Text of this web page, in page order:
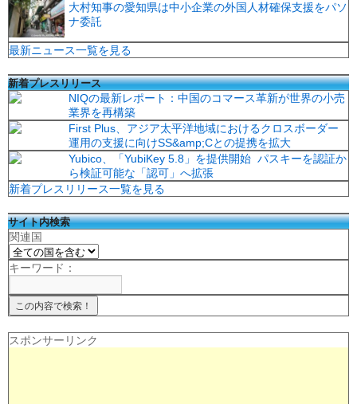
大村知事の愛知県は中小企業の外国人材確保支援をパソ
ナ委託
最新ニュース一覧を見る
新着プレスリリース
NIQの最新レポート：中国のコマース革新が世界の小売
業界を再構築
First Plus、アジア太平洋地域におけるクロスボーダー
運用の支援に向けSS&amp;Cとの提携を拡大
Yubico、「YubiKey 5.8」を提供開始 パスキーを認証か
ら検証可能な「認可」へ拡張
新着プレスリリース一覧を見る
サイト内検索
関連国
キーワード：
スポンサーリンク